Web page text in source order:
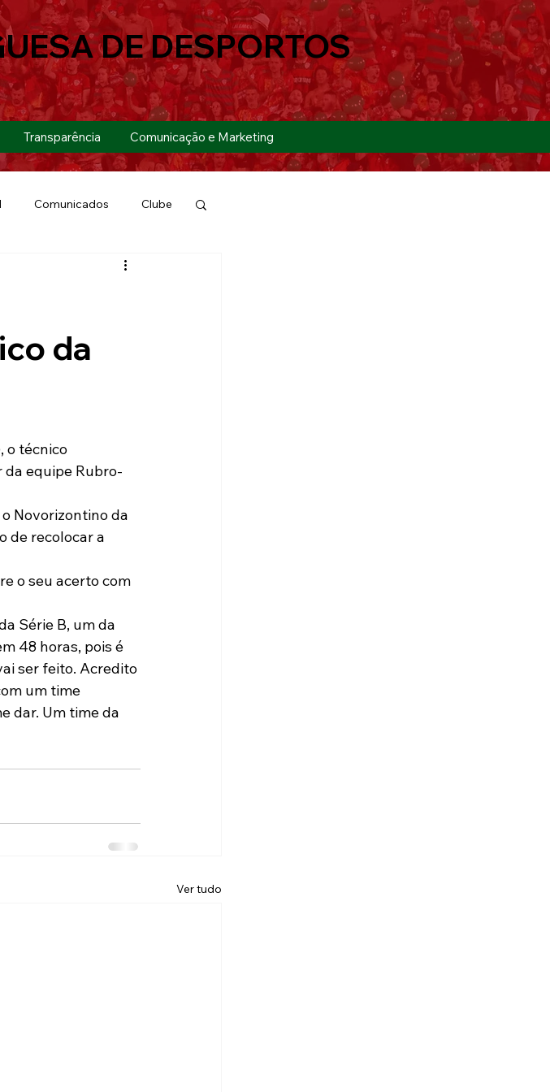
Transparência Comunicação e Marketing
DE DESPORTOS
Comunicados Clube
Femininoda
equipe Rubro-
Novorizontino da
de recolocar a
o seu acerto com
Série B, um da
48 horas, pois é
ser feito. Acredito
um time
dar. Um time da
Ver tudo